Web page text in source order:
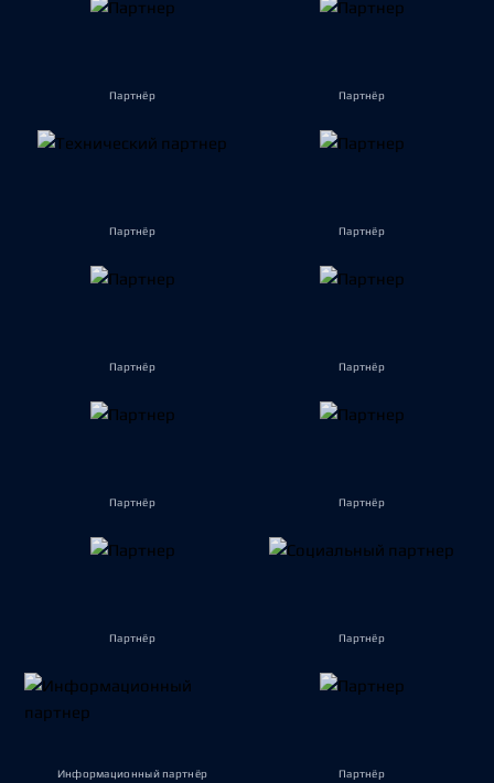
Партнёр Партнёр
Партнёр Партнёр
Партнёр Партнёр
Партнёр Партнёр
Партнёр Партнёр
Информационный партнёр Партнёр